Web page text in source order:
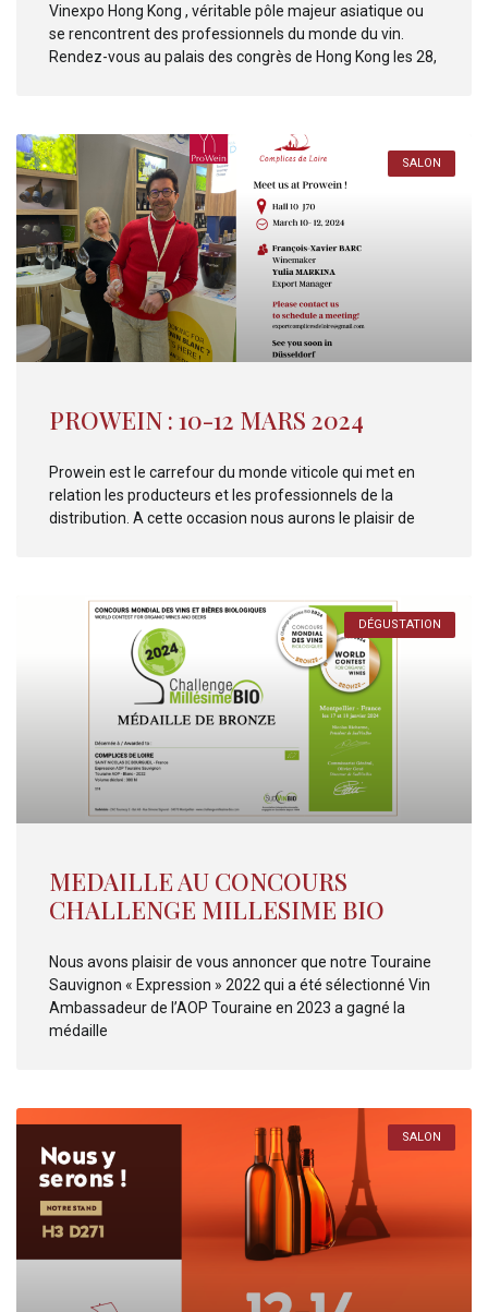
Vinexpo Hong Kong , véritable pôle majeur asiatique ou
se rencontrent des professionnels du monde du vin.
Rendez-vous au palais des congrès de Hong Kong les 28,
SALON
PROWEIN : 10-12 MARS 2024
Prowein est le carrefour du monde viticole qui met en
relation les producteurs et les professionnels de la
distribution. A cette occasion nous aurons le plaisir de
DÉGUSTATION
MEDAILLE AU CONCOURS
CHALLENGE MILLESIME BIO
Nous avons plaisir de vous annoncer que notre Touraine
Sauvignon « Expression » 2022 qui a été sélectionné Vin
Ambassadeur de l’AOP Touraine en 2023 a gagné la
médaille
SALON